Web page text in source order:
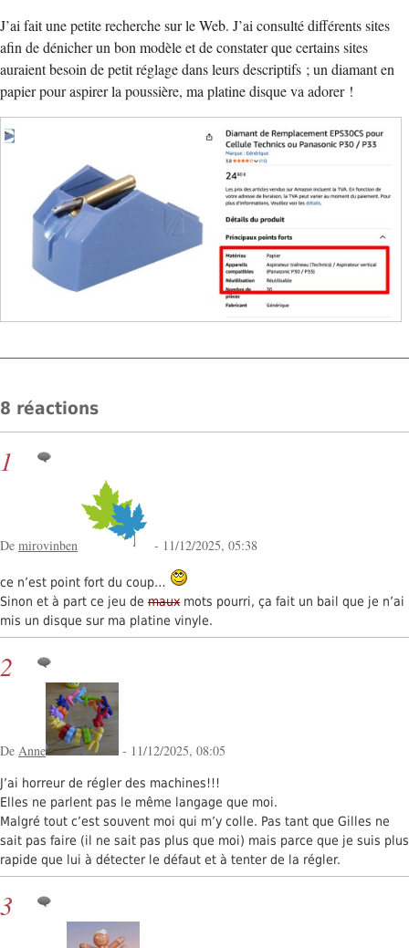
J’ai fait une petite recherche sur le Web. J’ai consulté différents sites
afin de dénicher un bon modèle et de constater que certains sites
auraient besoin de petit réglage dans leurs descriptifs ; un diamant en
papier pour aspirer la poussière, ma platine disque va adorer !
8 réactions
1
De mirovinben - 11/12/2025, 05:38
ce n’est point fort du coup…
Sinon et à part ce jeu de maux mots pourri, ça fait un bail que je n’ai
mis un disque sur ma platine vinyle.
2
De Anne - 11/12/2025, 08:05
J’ai horreur de régler des machines!!!
Elles ne parlent pas le même langage que moi.
Malgré tout c’est souvent moi qui m’y colle. Pas tant que Gilles ne
sait pas faire (il ne sait pas plus que moi) mais parce que je suis plus
rapide que lui à détecter le défaut et à tenter de la régler.
3